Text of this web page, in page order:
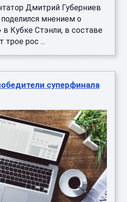
Дмитрий Губерниев
мнением о
Кубке Стэнли, в составе
трое рос ...
суперфинала